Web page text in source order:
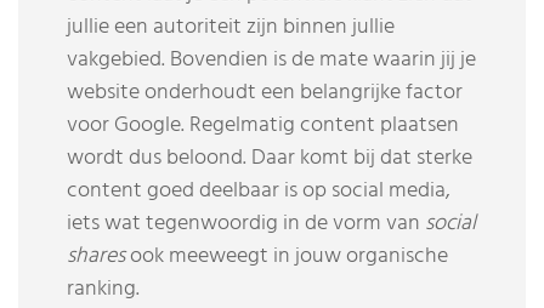
jullie een autoriteit zijn binnen jullie
vakgebied. Bovendien is de mate waarin jij je
website onderhoudt een belangrijke factor
voor Google. Regelmatig content plaatsen
wordt dus beloond. Daar komt bij dat sterke
content goed deelbaar is op social media,
iets wat tegenwoordig in de vorm van social
sharesook meeweegt in jouw organische
ranking.